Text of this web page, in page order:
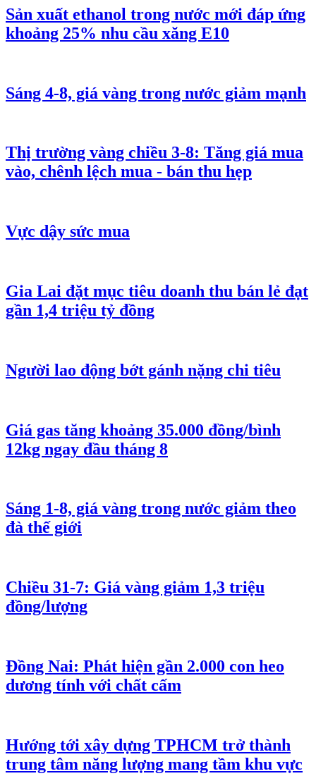
Sản xuất ethanol trong nước mới đáp ứng
khoảng 25% nhu cầu xăng E10
Sáng 4-8, giá vàng trong nước giảm mạnh
Thị trường vàng chiều 3-8: Tăng giá mua
vào, chênh lệch mua - bán thu hẹp
Vực dậy sức mua
Gia Lai đặt mục tiêu doanh thu bán lẻ đạt
gần 1,4 triệu tỷ đồng
Người lao động bớt gánh nặng chi tiêu
Giá gas tăng khoảng 35.000 đồng/bình
12kg ngay đầu tháng 8
Sáng 1-8, giá vàng trong nước giảm theo
đà thế giới
Chiều 31-7: Giá vàng giảm 1,3 triệu
đồng/lượng
Đồng Nai: Phát hiện gần 2.000 con heo
dương tính với chất cấm
Hướng tới xây dựng TPHCM trở thành
trung tâm năng lượng mang tầm khu vực